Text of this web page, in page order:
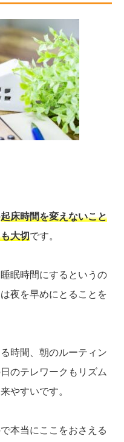
起床時間を変えないこと
大切です。
眠時間にするというの
夜を早めにとることを
時間、朝のルーティン
のテレワークもリズム
やすいです。
本当にここをおさえる